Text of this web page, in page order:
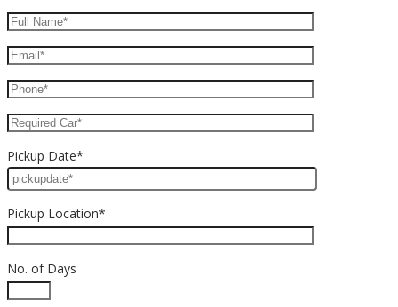
Pickup Date*
Pickup Location*
No. of Days